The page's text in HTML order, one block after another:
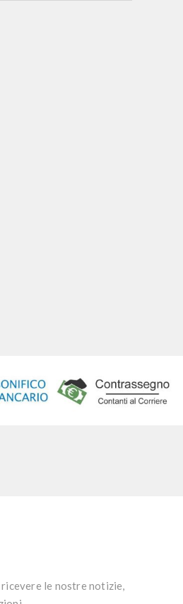
le nostre notizie,